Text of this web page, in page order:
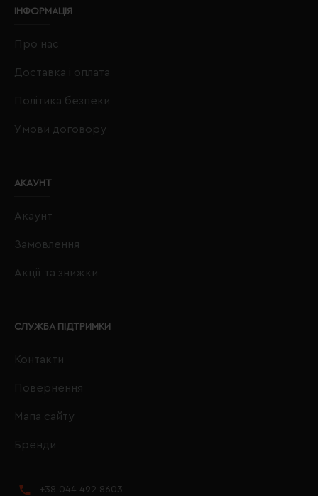
ІНФОРМАЦІЯ
Про нас
Доставка і оплата
Політика безпеки
Умови договору
АКАУНТ
Акаунт
Замовлення
Акції та знижки
СЛУЖБА ПІДТРИМКИ
Контакти
Повернення
Мапа сайту
Бренди
+38 044 492 8603